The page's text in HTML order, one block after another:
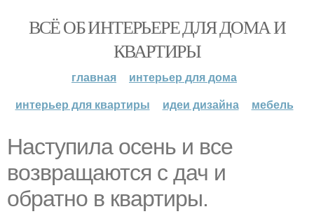
ВСЁ ОБ ИНТЕРЬЕРЕ ДЛЯ ДОМА И
КВАРТИРЫ
главная
интерьер для дома
интерьер для квартиры
идеи дизайна мебель
Наступила осень и все
возвращаются с дач и
обратно в квартиры.